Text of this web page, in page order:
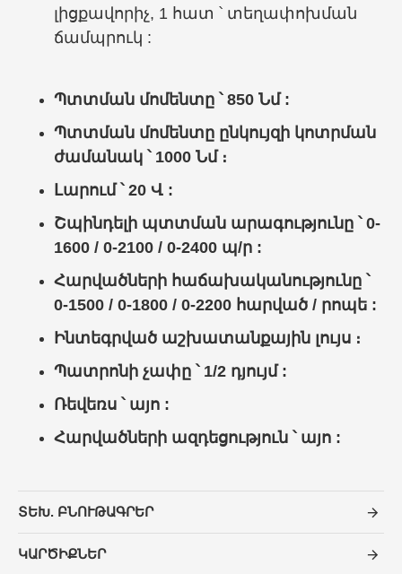
լիցքավորիչ, 1 հատ ՝ տեղափոխման
ճամպրուկ :
Պտտման մոմենտը ՝ 850 Նմ :
Պտտման մոմենտը ընկույզի կոտրման
ժամանակ ՝ 1000 Նմ ։
Լարում՝ 20 Վ :
Շպինդելի պտտման արագությունը ՝ 0-
1600 / 0-2100 / 0-2400 պ/ր :
Հարվածների հաճախականությունը ՝
0-1500 / 0-1800 / 0-2200 հարված / րոպե :
Ինտեգրված աշխատանքային լույս ։
Պատրոնի չափը ՝ 1/2 դյույմ :
Ռեվեռս ՝ այո :
Հարվածների ազդեցություն ՝ այո :
ՏԵԽ. ԲՆՈՒԹԱԳՐԵՐ
ԿԱՐԾԻՔՆԵՐ